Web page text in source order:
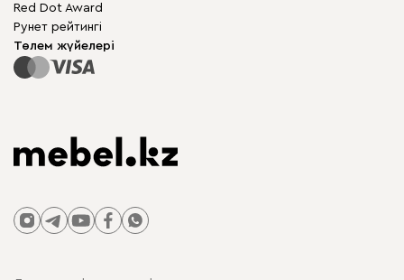
Сайт картасы
Модульдік жиһаз
Үстелдер мен орындықтар
Red Dot Award
Рунет рейтингі
Төлем жүйелері